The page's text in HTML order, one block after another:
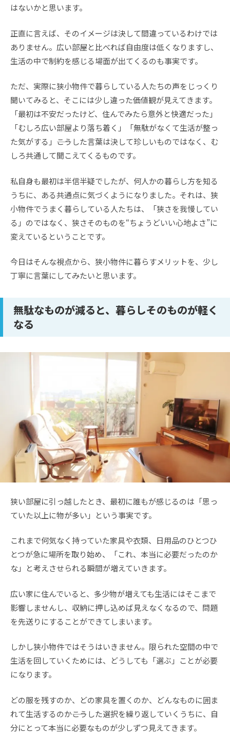
はないかと思います。
正直に言えば、そのイメージは決して間違っているわけでは
ありません。広い部屋と比べれば自由度は低くなりますし、
生活の中で制約を感じる場面が出てくるのも事実です。
ただ、実際に狭小物件で暮らしている人たちの声をじっくり
聞いてみると、そこには少し違った価値観が見えてきます。
「最初は不安だったけど、住んでみたら意外と快適だった」
「むしろ広い部屋より落ち着く」「無駄がなくて生活が整っ
た気がする」――こうした言葉は決して珍しいものではなく、む
しろ共通して聞こえてくるものです。
私自身も最初は半信半疑でしたが、何人かの暮らし方を知る
うちに、ある共通点に気づくようになりました。それは、狭
小物件でうまく暮らしている人たちは、「狭さを我慢してい
る」のではなく、狭さそのものを“ちょうどいい心地よさ”に
変えているということです。
今日はそんな視点から、狭小物件に暮らすメリットを、少し
丁寧に言葉にしてみたいと思います。
無駄なものが減ると、暮らしそのものが軽く
なる
狭い部屋に引っ越したとき、最初に誰もが感じるのは「思っ
ていた以上に物が多い」という事実です。
これまで何気なく持っていた家具や衣類、日用品のひとつひ
とつが急に場所を取り始め、「これ、本当に必要だったのか
な」と考えさせられる瞬間が増えていきます。
広い家に住んでいると、多少物が増えても生活にはそこまで
影響しませんし、収納に押し込めば見えなくなるので、問題
を先送りにすることができてしまいます。
しかし狭小物件ではそうはいきません。限られた空間の中で
生活を回していくためには、どうしても「選ぶ」ことが必要
になります。
どの服を残すのか、どの家具を置くのか、どんなものに囲ま
れて生活するのか――こうした選択を繰り返していくうちに、自
分にとって本当に必要なものが少しずつ見えてきます。